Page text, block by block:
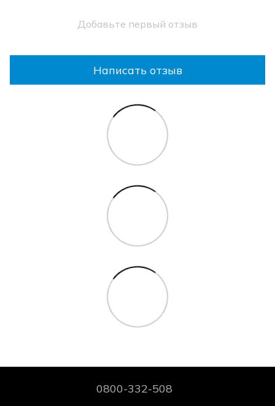
Добавьте первый отзыв
Написать отзыв
0800-332-508